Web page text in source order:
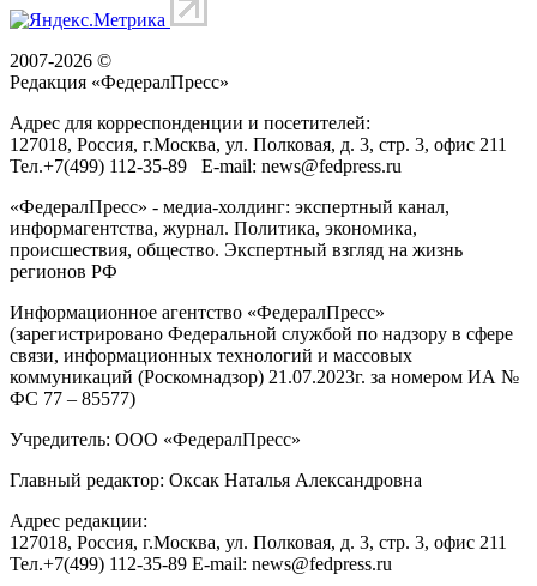
2007-2026 ©
Редакция «ФедералПресс»
Адрес для корреспонденции и посетителей:
127018, Россия, г.Москва, ул. Полковая, д. 3, стр. 3, офис 211
Тел.+7(499) 112-35-89 E-mail: news@fedpress.ru
«ФедералПресс» - медиа-холдинг: экспертный канал,
информагентства, журнал. Политика, экономика,
происшествия, общество. Экспертный взгляд на жизнь
регионов РФ
Информационное агентство «ФедералПресс»
(зарегистрировано Федеральной службой по надзору в сфере
связи, информационных технологий и массовых
коммуникаций (Роскомнадзор) 21.07.2023г. за номером ИА №
ФС 77 – 85577)
Учредитель: ООО «ФедералПресс»
Главный редактор: Оксак Наталья Александровна
Адрес редакции:
127018, Россия, г.Москва, ул. Полковая, д. 3, стр. 3, офис 211
Тел.+7(499) 112-35-89 E-mail: news@fedpress.ru